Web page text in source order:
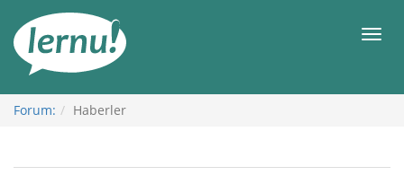
Görüntüleme
Forum: Haberler